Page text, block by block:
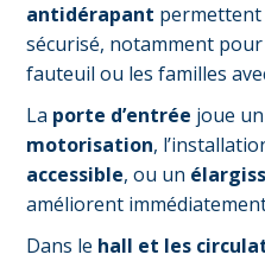
antidérapant permettent
sécurisé, notamment
fauteuil ou les familles
La porte d’entrée joue
motorisation,
accessible, ou un
améliorent
Dans le hall et les